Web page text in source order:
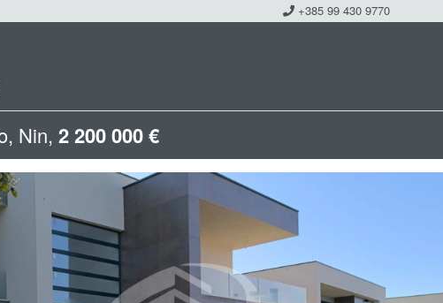
+385 99 430 9770
Nin, 2 200 000 €